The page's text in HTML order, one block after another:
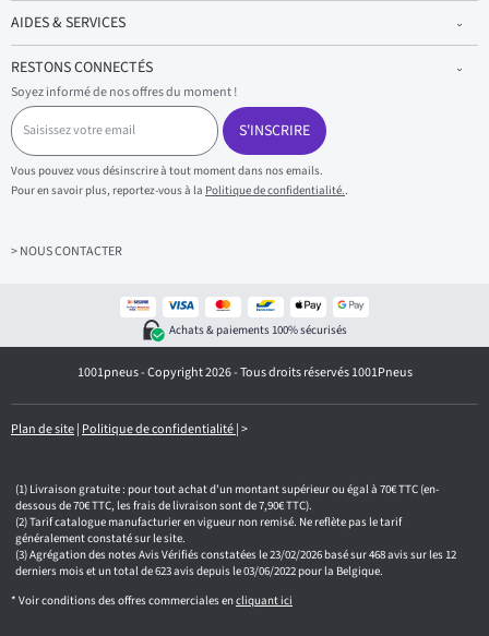
AIDES & SERVICES
RESTONS CONNECTÉS
Soyez informé de nos offres du moment !
S
a
i
s
i
s
z
i
l
S'INSCRIRE
Vous pouvez vous désinscrire à tout moment dans nos emails.
Pour en savoir plus, reportez-vous à la Politique de confidentialité..
> NOUS CONTACTER
Achats & paiements 100% sécurisés
1001pneus - Copyright 2026 - Tous droits réservés 1001Pneus
Plan de site| Politique de confidentialité|>
Livraison gratuite : pour tout achat d'un montant supérieur ou égal à 70€ TTC (en-
dessous de 70€ TTC, les frais de livraison sont de 7,90€ TTC).
Tarif catalogue manufacturier en vigueur non remisé. Ne reflète pas le tarif
généralement constaté sur le site.
Agrégation des notes Avis Vérifiés constatées le 23/02/2026 basé sur 468 avis sur les 12
derniers mois et un total de 623 avis depuis le 03/06/2022 pour la Belgique.
* Voir conditions des offres commerciales encliquant ici